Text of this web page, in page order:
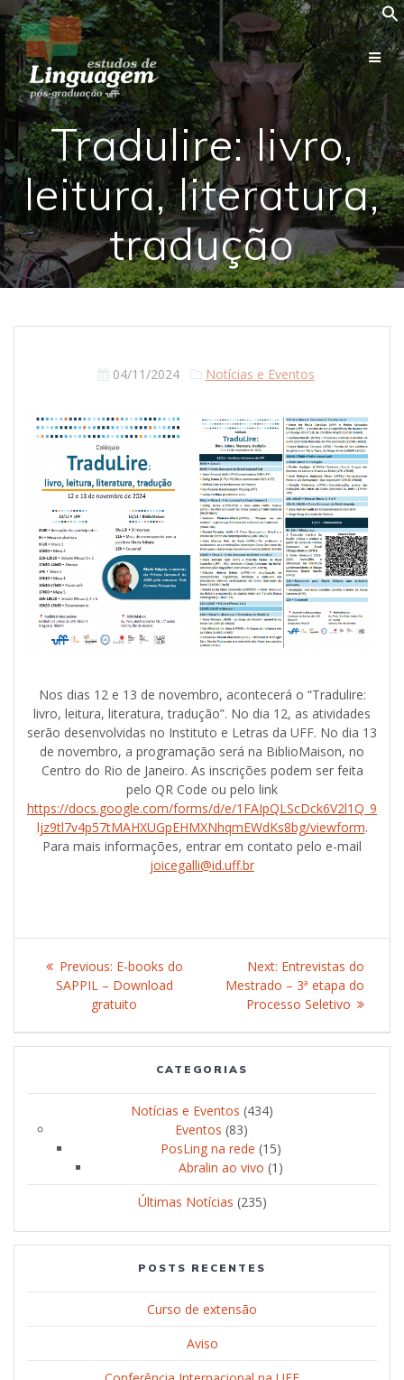
Skip
to
content
Tradulire: livro,
leitura, literatura,
tradução
04/11/2024 Notícias e Eventos
Nos dias 12 e 13 de novembro, acontecerá o “Tradulire:
livro, leitura, literatura, tradução”. No dia 12, as atividades
serão desenvolvidas no Instituto e Letras da UFF. No dia 13
de novembro, a programação será na BiblioMaison, no
Centro do Rio de Janeiro. As inscrições podem ser feita
pelo QR Code ou pelo link
https://docs.google.com/forms/d/e/1FAIpQLScDck6V2l1Q_9
ljz9tl7v4p57tMAHXUGpEHMXNhqmEWdKs8bg/viewform.
Para mais informações, entrar em contato pelo e-mail
joicegalli@id.uff.br
Post
navigation
Previous: Previous
post:
E-books do
SAPPIL – Download
gratuito
Next: Next
post:
Entrevistas do
Mestrado – 3ª etapa do
Processo Seletivo
CATEGORIAS
Notícias e Eventos (434)
Eventos (83)
PosLing na rede (15)
Abralin ao vivo (1)
Últimas Notícias (235)
POSTS RECENTES
Curso de extensão
Aviso